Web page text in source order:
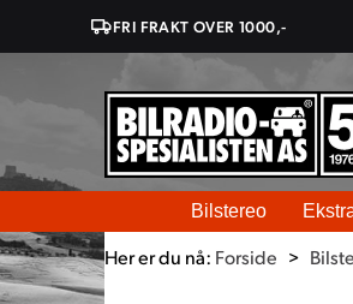
FRI FRAKT OVER 1000,-
Bilstereo
Her er du nå: Forside >